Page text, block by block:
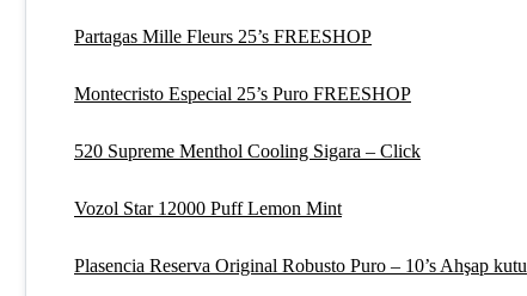
Partagas Mille Fleurs 25’s FREESHOP
Montecristo Especial 25’s Puro FREESHOP
520 Supreme Menthol Cooling Sigara – Click
Vozol Star 12000 Puff Lemon Mint
Plasencia Reserva Original Robusto Puro – 10’s Ahşap kutu